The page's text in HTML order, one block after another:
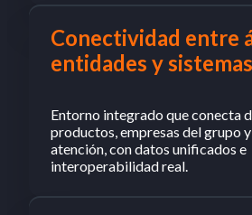
Conectividad entre
entidades y sistemas
Entorno integrado que conecta
productos, empresas del grupo
atención, con datos unificados e
interoperabilidad real.